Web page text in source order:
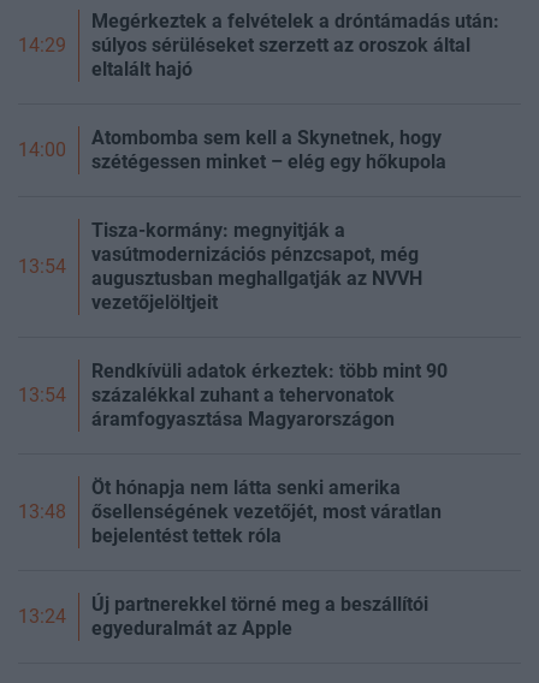
14:29
Megérkeztek a felvételek a dróntámadás után:
súlyos sérüléseket szerzett az oroszok által
eltalált hajó
14:00
Atombomba sem kell a Skynetnek, hogy
szétégessen minket – elég egy hőkupola
13:54
Tisza-kormány: megnyitják a
vasútmodernizációs pénzcsapot, még
augusztusban meghallgatják az NVVH
vezetőjelöltjeit
13:54
Rendkívüli adatok érkeztek: több mint 90
százalékkal zuhant a tehervonatok
áramfogyasztása Magyarországon
13:48
Öt hónapja nem látta senki amerika
ősellenségének vezetőjét, most váratlan
bejelentést tettek róla
13:24
Új partnerekkel törné meg a beszállítói
egyeduralmát az Apple